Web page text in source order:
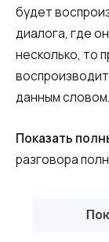
будет
диалога, где
несколько, то
данным словом.
Показать
разговора